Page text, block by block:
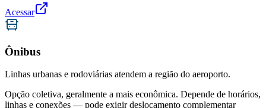
Acessar
Ônibus
Linhas urbanas e rodoviárias atendem a região do aeroporto.
Opção coletiva, geralmente a mais econômica. Depende de horários,
linhas e conexões — pode exigir deslocamento complementar